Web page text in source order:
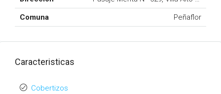
Comuna Peñaflor
Caracteristicas
Cobertizos